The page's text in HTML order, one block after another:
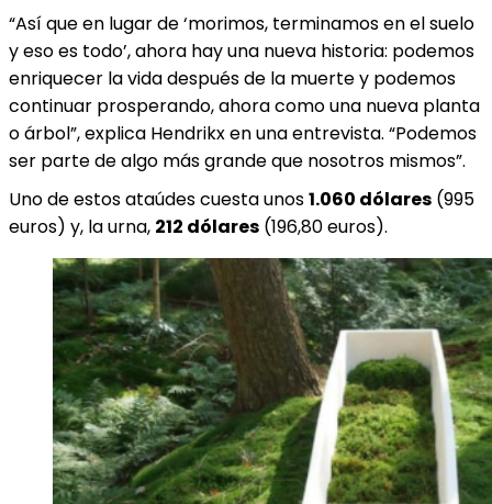
“Así que en lugar de ‘morimos, terminamos en el suelo
y eso es todo’, ahora hay una nueva historia: podemos
enriquecer la vida después de la muerte y podemos
continuar prosperando, ahora como una nueva planta
o árbol”, explica Hendrikx en una entrevista. “Podemos
ser parte de algo más grande que nosotros mismos”.
Uno de estos ataúdes cuesta unos1.060 dólares (995
euros) y, la urna, 212 dólares (196,80 euros).